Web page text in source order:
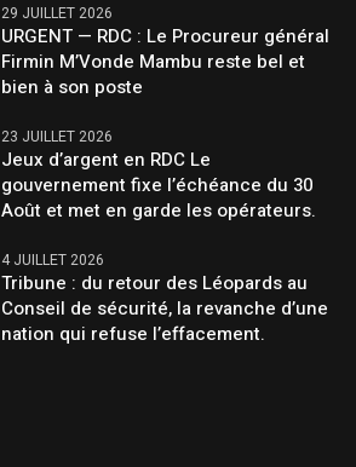
29 JUILLET 2026
URGENT — RDC : Le Procureur général
Firmin M’Vonde Mambu reste bel et
bien à son poste
23 JUILLET 2026
Jeux d’argent en RDC Le
gouvernement fixe l’échéance du 30
Août et met en garde les opérateurs.
4 JUILLET 2026
Tribune : du retour des Léopards au
Conseil de sécurité, la revanche d’une
nation qui refuse l’effacement.